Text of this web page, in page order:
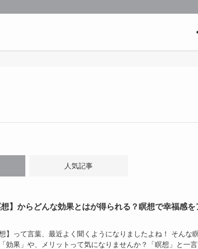
人気記事
想】からどんな効果とはが得られる？瞑想で幸福感を
想】って言葉、最近よく聞くようになりましたよね！ そんな
効果」や、メリットって気になりませんか？「瞑想」と一